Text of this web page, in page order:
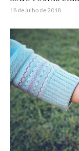
18 de julho de 2018